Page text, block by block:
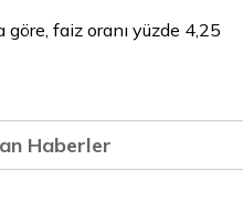
faiz oranı yüzde 4,25
Haberler